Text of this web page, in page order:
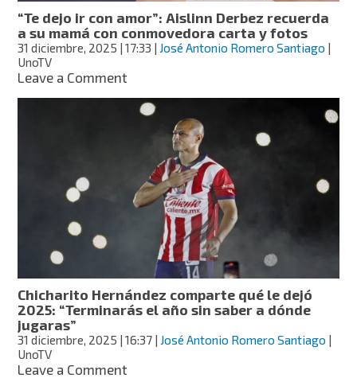
“Te dejo ir con amor”: Aislinn Derbez recuerda
a su mamá con conmovedora carta y fotos
31 diciembre, 2025 | 17:33 | José Antonio Romero Santiago |
UnoTV
Leave a Commenton
dejo
amor”:
Aislinn
Derbez
recuerda
mamá
conmovedora
carta
y
fotos
Chicharito Hernández comparte qué le dejó
2025: “Terminarás el año sin saber a dónde
jugaras”
31 diciembre, 2025 | 16:37 | José Antonio Romero Santiago |
UnoTV
Leave a Commenton